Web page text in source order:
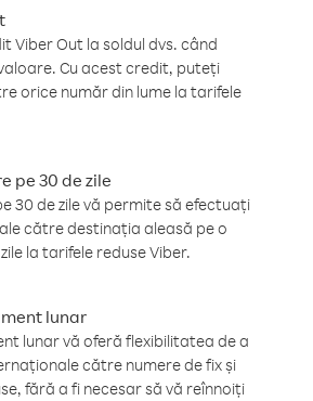
Viber Out la soldul dvs. când
Cu acest credit, puteți
orice număr din lume la tarifele
pe 30 de zile
30 de zile vă permite să efectuați
către destinația aleasă pe o
la tarifele reduse Viber.
lunar
lunar vă oferă flexibilitatea de a
către numere de fix și
fără a fi necesar să vă reînnoiți